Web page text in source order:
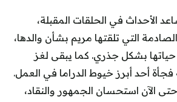
الأحداث في الحلقات المقبلة،
التي تلقتها مريم بشأن والدها،
بشكل جذري. كما يبقى لغز
فجأة أحد أبرز خيوط الدراما في العمل.
الآن استحسان الجمهور والنقاد،